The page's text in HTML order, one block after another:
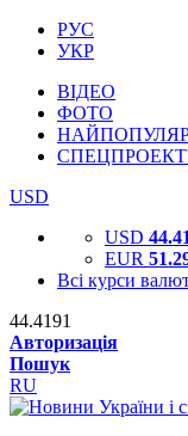
РУС
УКР
ВІДЕО
ФОТО
USD
USD
EUR
Всі курси
44.4191
Авторизація
Пошук
RU